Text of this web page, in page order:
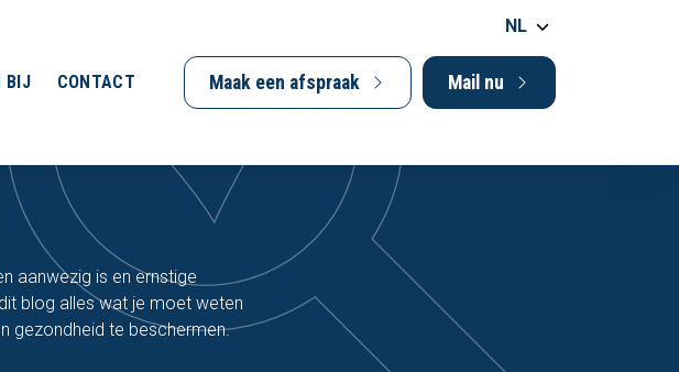
BIJ CONTACT
NL
Maak een afspraak Mail nu
aanwezig is en ernstige
blog alles wat je moet weten
gezondheid te beschermen.